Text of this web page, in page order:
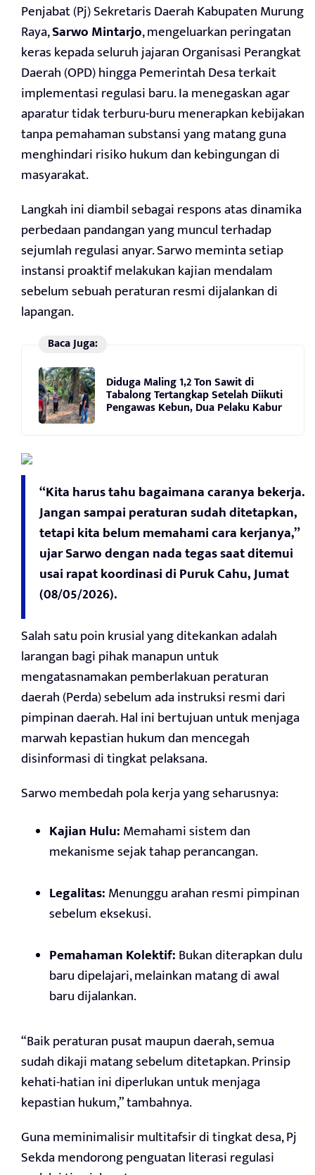
Penjabat (Pj) Sekretaris Daerah Kabupaten Murung
Raya,Sarwo Mintarjo, mengeluarkan peringatan
keras kepada seluruh jajaran Organisasi Perangkat
Daerah (OPD) hingga Pemerintah Desa terkait
implementasi regulasi baru. Ia menegaskan agar
aparatur tidak terburu-buru menerapkan kebijakan
tanpa pemahaman substansi yang matang guna
menghindari risiko hukum dan kebingungan di
masyarakat.
Langkah ini diambil sebagai respons atas dinamika
perbedaan pandangan yang muncul terhadap
sejumlah regulasi anyar. Sarwo meminta setiap
instansi proaktif melakukan kajian mendalam
sebelum sebuah peraturan resmi dijalankan di
lapangan.
Baca Juga:
Diduga Maling 1,2 Ton Sawit di
Tabalong Tertangkap Setelah Diikuti
Pengawas Kebun, Dua Pelaku Kabur
“Kita harus tahu bagaimana caranya bekerja.
Jangan sampai peraturan sudah ditetapkan,
tetapi kita belum memahami cara kerjanya,”
ujar Sarwo dengan nada tegas saat ditemui
usai rapat koordinasi di Puruk Cahu, Jumat
(08/05/2026).
Salah satu poin krusial yang ditekankan adalah
larangan bagi pihak manapun untuk
mengatasnamakan pemberlakuan peraturan
daerah (Perda) sebelum ada instruksi resmi dari
pimpinan daerah. Hal ini bertujuan untuk menjaga
marwah kepastian hukum dan mencegah
disinformasi di tingkat pelaksana.
Sarwo membedah pola kerja yang seharusnya:
Kajian Hulu:Memahami sistem dan
mekanisme sejak tahap perancangan.
Legalitas:Menunggu arahan resmi pimpinan
sebelum eksekusi.
Pemahaman Kolektif:Bukan diterapkan dulu
baru dipelajari, melainkan matang di awal
baru dijalankan.
“Baik peraturan pusat maupun daerah, semua
sudah dikaji matang sebelum ditetapkan. Prinsip
kehati-hatian ini diperlukan untuk menjaga
kepastian hukum,” tambahnya.
Guna meminimalisir multitafsir di tingkat desa, Pj
Sekda mendorong penguatan literasi regulasi